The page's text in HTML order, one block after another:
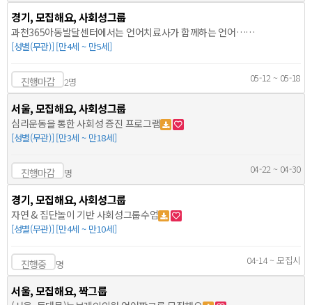
경기, 모집해요, 사회성그룹
과천365아동발달센터에서는 언어치료사가 함께하는 언어…
[성별(무관)] [만4세 ~ 만5세]
진행마감 2명 05-12 ~ 05-18
서울, 모집해요, 사회성그룹
심리운동을 통한 사회성 증진 프로그램
[성별(무관)] [만3세 ~ 만18세]
진행마감 명 04-22 ~ 04-30
경기, 모집해요, 사회성그룹
자연 & 집단놀이 기반 사회성그룹수업
[성별(무관)] [만4세 ~ 만10세]
진행중 명 04-14 ~ 모집시
서울, 모집해요, 짝그룹